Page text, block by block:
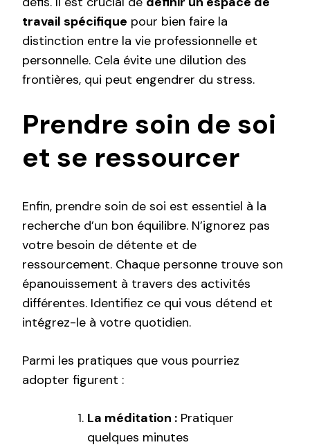
travail spécifique pour bien faire la
distinction entre la vie professionnelle et
personnelle. Cela évite une dilution des
frontières, qui peut engendrer du stress.
Prendre soin de soi
et se ressourcer
Enfin, prendre soin de soi est essentiel à la
recherche d’un bon équilibre. N’ignorez pas
votre besoin de détente et de
ressourcement. Chaque personne trouve son
épanouissement à travers des activités
différentes. Identifiez ce qui vous détend et
intégrez-le à votre quotidien.
Parmi les pratiques que vous pourriez
adopter figurent :
La méditation : Pratiquer
quelques minutes